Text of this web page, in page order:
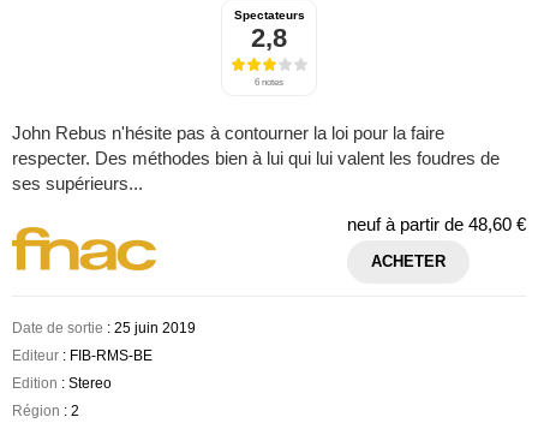
Spectateurs
2,8
6 notes
John Rebus n'hésite pas à contourner la loi pour la faire
respecter. Des méthodes bien à lui qui lui valent les foudres de
ses supérieurs...
neuf à partir de 48,60 €
ACHETER
Date de sortie : 25 juin 2019
Editeur : FIB-RMS-BE
Edition : Stereo
Région : 2